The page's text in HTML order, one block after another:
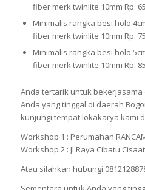
fiber merk twinlite 10mm Rp.
Minimalis rangka besi holo
fiber merk twinlite 10mm Rp.
Minimalis rangka besi holo
fiber merk twinlite 10mm Rp.
Anda tertarik untuk bekerjasama
Anda yang tinggal di daerah
kunjungi tempat lokakarya kami
Workshop 1 : Perumahan
Workshop 2 : Jl Raya Cibatu
Atau silahkan hubungi